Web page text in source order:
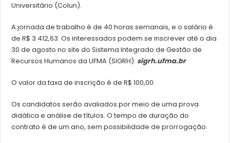
Universitário (Colun).
A jornada de trabalho é de 40 horas semanais, e o salário é
de R$ 3.412,63. Os interessados podem se inscrever até o dia
30 de agosto no site do Sistema Integrado de Gestão de
Recursos Humanos da UFMA (SIGRH): sigrh.ufma.br
O valor da taxa de inscrição é de R$ 100,00.
Os candidatos serão avaliados por meio de uma prova
didática e análise de títulos. O tempo de duração do
contrato é de um ano, sem possibilidade de prorrogação.